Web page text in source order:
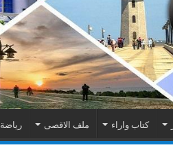
كتاب واراء ملف الاقصى رياضة